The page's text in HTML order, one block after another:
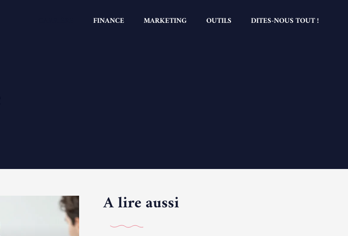
FINANCE MARKETING OUTILS DITES-NOUS TOUT !
A lire aussi